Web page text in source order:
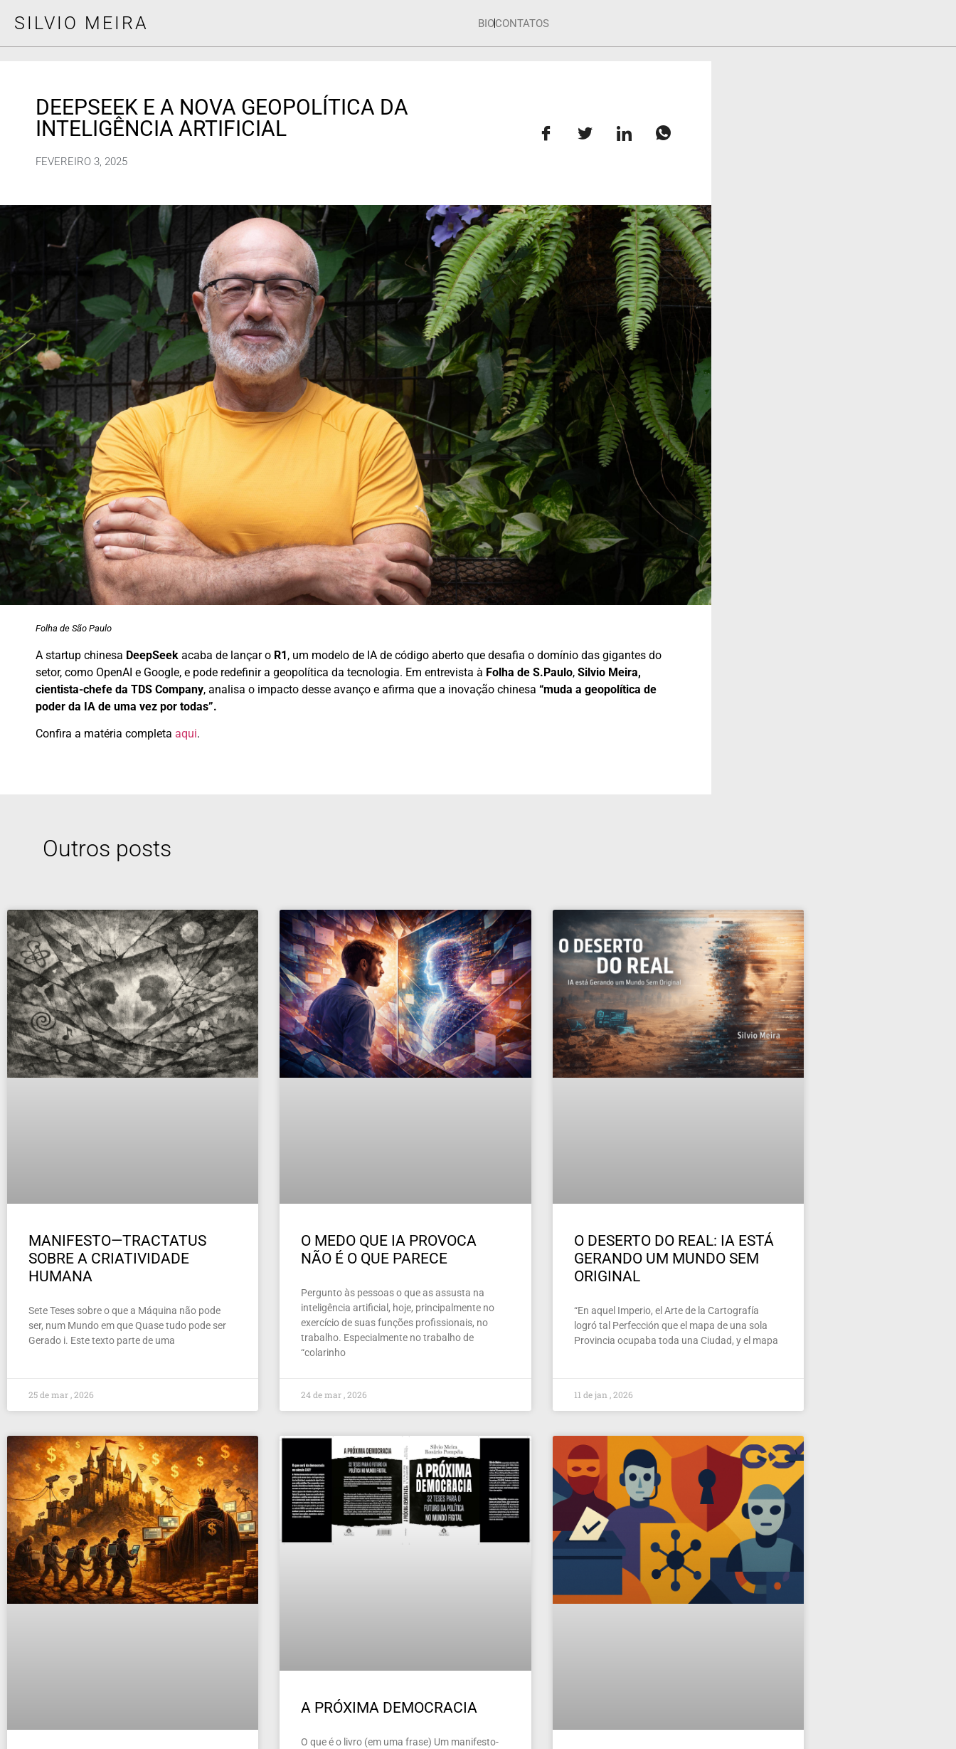
SILVIO MEIRA BIOCONTATOS
DEEPSEEK E A NOVA GEOPOLÍTICA DA
INTELIGÊNCIA ARTIFICIAL
FEVEREIRO 3, 2025
Folha de São Paulo
A startup chinesa DeepSeek acaba de lançar o R1, um modelo de IA de código aberto que desafia o domínio das gigantes do
setor, como OpenAI e Google, e pode redefinir a geopolítica da tecnologia. Em entrevista à Folha de S.Paulo, Silvio Meira,
cientista-chefe da TDS Company, analisa o impacto desse avanço e afirma que a inovação chinesa “muda a geopolítica de
poder da IA de uma vez por todas”.
Confira a matéria completa aqui.
Outros posts
MANIFESTO—TRACTATUS
SOBRE A CRIATIVIDADE
HUMANA
Sete Teses sobre o que a Máquina não pode
ser, num Mundo em que Quase tudo pode ser
Gerado i. Este texto parte de uma
25 de mar , 2026
O MEDO QUE IA PROVOCA
NÃO É O QUE PARECE
Pergunto às pessoas o que as assusta na
inteligência artificial, hoje, principalmente no
exercício de suas funções profissionais, no
trabalho. Especialmente no trabalho de
“colarinho
24 de mar , 2026
O DESERTO DO REAL: IA ESTÁ
GERANDO UM MUNDO SEM
ORIGINAL
“En aquel Imperio, el Arte de la Cartografía
logró tal Perfección que el mapa de una sola
Provincia ocupaba toda una Ciudad, y el mapa
11 de jan , 2026
A PRÓXIMA DEMOCRACIA
O que é o livro (em uma frase) Um manifesto-